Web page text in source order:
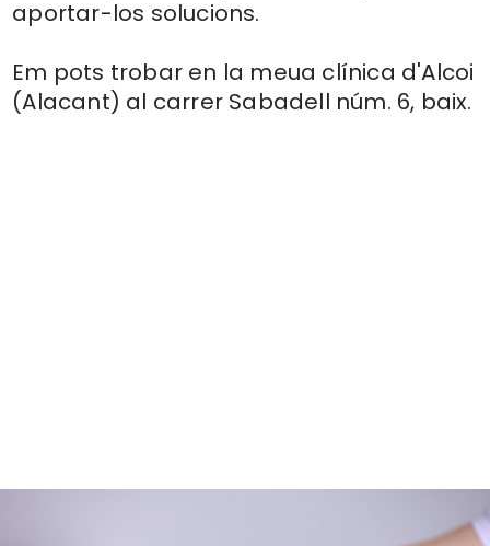
aportar-los solucions.
Em pots trobar en la meua clínica d'Alcoi
(Alacant) al carrer Sabadell núm. 6, baix.